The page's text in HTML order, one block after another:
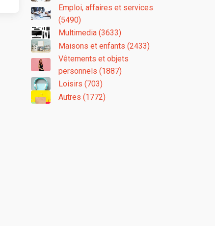
Emploi, affaires et services
(5490)
Multimedia (3633)
Maisons et enfants (2433)
Vêtements et objets
personnels (1887)
Loisirs (703)
Autres (1772)